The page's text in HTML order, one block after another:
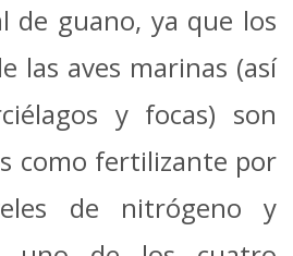
de guano, ya que los
las aves marinas (así
y focas) son
como fertilizante por
de nitrógeno y